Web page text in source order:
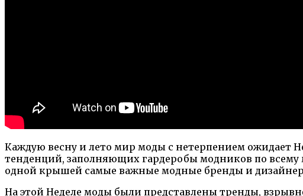
Каждую весну и лето мир моды с нетерпением ожидает
тенденций, заполняющих гардеробы модников по
одной крышей самые важные модные бренды и
На этой Неделе моды были представлены тренды,